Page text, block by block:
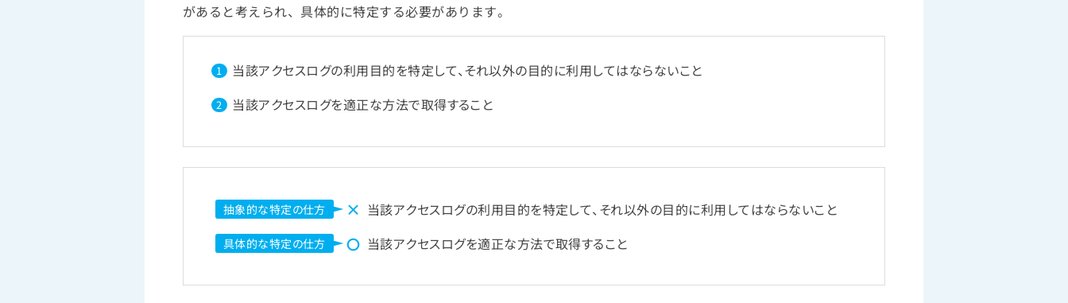
があると考えられ、具体的に特定する必要があります。
1 当該アクセスログの利用目的を特定して、それ以外の目的に利用してはならないこと
2 当該アクセスログを適正な方法で取得すること
抽象的な特定の仕方 × 当該アクセスログの利用目的を特定して、それ以外の目的に利用してはならないこと
具体的な特定の仕方 〇 当該アクセスログを適正な方法で取得すること